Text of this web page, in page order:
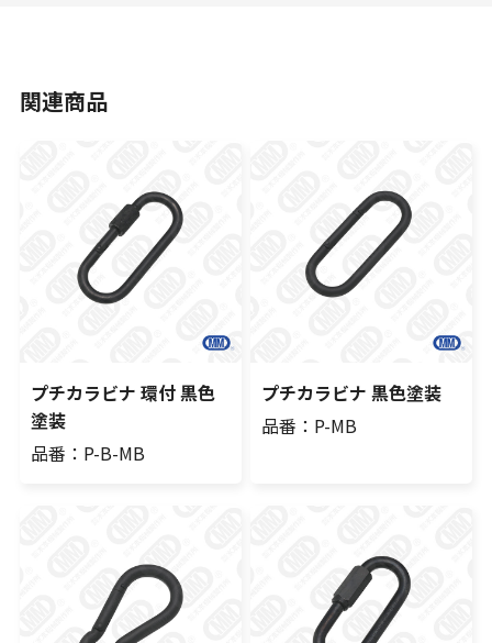
関連商品
プチカラビナ 環付 黒色
塗装
品番：P-B-MB
プチカラビナ 黒色塗装
品番：P-MB